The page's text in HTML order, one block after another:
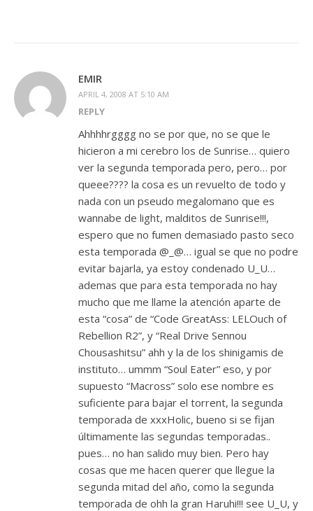
EMIR
APRIL 4, 2008 AT 5:10 AM
REPLY
Ahhhhrgggg no se por que, no se que le
hicieron a mi cerebro los de Sunrise… quiero
ver la segunda temporada pero, pero… por
queee???? la cosa es un revuelto de todo y
nada con un pseudo megalomano que es
wannabe de light, malditos de Sunrise!!!,
espero que no fumen demasiado pasto seco
esta temporada @_@… igual se que no podre
evitar bajarla, ya estoy condenado U_U…
ademas que para esta temporada no hay
mucho que me llame la atención aparte de
esta “cosa” de “Code GreatAss: LELOuch of
Rebellion R2”, y “Real Drive Sennou
Chousashitsu” ahh y la de los shinigamis de
instituto… ummm “Soul Eater” eso, y por
supuesto “Macross” solo ese nombre es
suficiente para bajar el torrent, la segunda
temporada de xxxHolic, bueno si se fijan
últimamente las segundas temporadas..
pues… no han salido muy bien. Pero hay
cosas que me hacen querer que llegue la
segunda mitad del año, como la segunda
temporada de ohh la gran Haruhi!!! see U_U, y